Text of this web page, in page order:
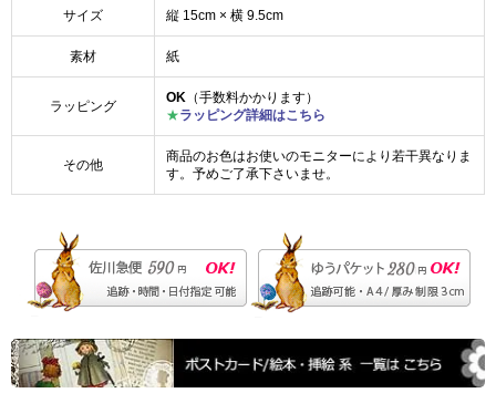
サイズ 縦 15cm × 横 9.5cm
素材 紙
ラッピング
OK （手数料かかります）
★ラッピング詳細はこちら
その他
商品のお色はお使いのモニターにより若干異なりま
す。予めご了承下さいませ。